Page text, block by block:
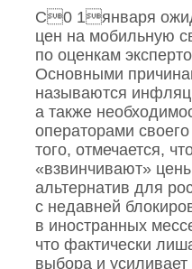
С0 1января
цен на мобильную
по оценкам
Основными
называются
а также
операторами
того, отмечается,
«взвинчивают»
альтернатив для
с недавней
в иностранных
что фактически
выбора и усиливает